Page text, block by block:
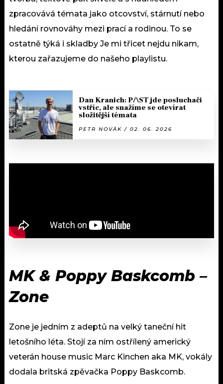
zpracovává témata jako otcovství, stárnutí nebo
hledání rovnováhy mezi prací a rodinou. To se
ostatně týká i skladby Je mi třicet nejdu nikam,
kterou zařazujeme do našeho playlistu.
Dan Kranich: P/\ST jde posluchači
vstříc, ale snažíme se otevírat
složitější témata
PETR NOVÁK / 02. 06. 2026
MK & Poppy Baskcomb –
Zone
Zone je jedním z adeptů na velký taneční hit
letošního léta. Stojí za ním ostřílený americký
veterán house music Marc Kinchen aka MK, vokály
dodala britská zpěvačka Poppy Baskcomb.